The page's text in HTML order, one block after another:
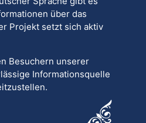
über das
Projekt setzt sich aktiv
Besuchern unserer
Informationsquelle